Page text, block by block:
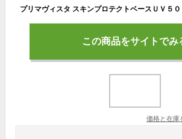
プリマヴィスタ スキンプロテクトベースＵＶ５
この商品をサイトでみ
価格と在庫